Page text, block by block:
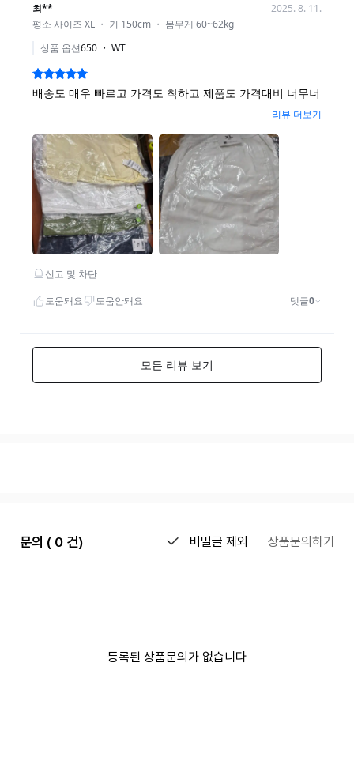
문의 ( 0 건) 비밀글 제외 상품문의하기
등록된 상품문의가 없습니다